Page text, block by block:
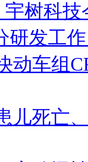
树科
研发工
动车组
儿死亡